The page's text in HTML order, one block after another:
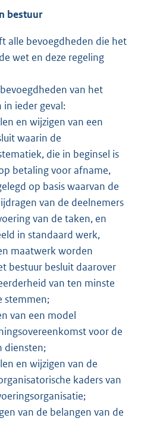
bestuur
alle bevoegdheden die het
wet en deze regeling
van het
in ieder geval:
en wijzigen van een
waarin de
die in beginsel is
betaling voor afname,
op basis waarvan de
van de deelnemers
van de taken, en
in standaard werk,
maatwerk worden
bestuur besluit daarover
van ten minste
stemmen;
van een model
voor de
diensten;
en wijzigen van de
kaders van
van de belangen van de